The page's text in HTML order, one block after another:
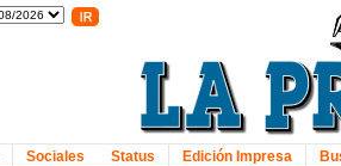
Sociales Status Edición Impresa